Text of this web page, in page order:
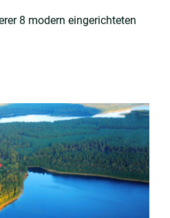
8 modern eingerichteten